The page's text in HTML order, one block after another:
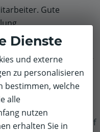
Gute
Mercedes
Angebots- und
in Norderstedt.
Dienste
und externe
zu personalisieren
bestimmen, welche
alle
nutzen
erhalten Sie in
f